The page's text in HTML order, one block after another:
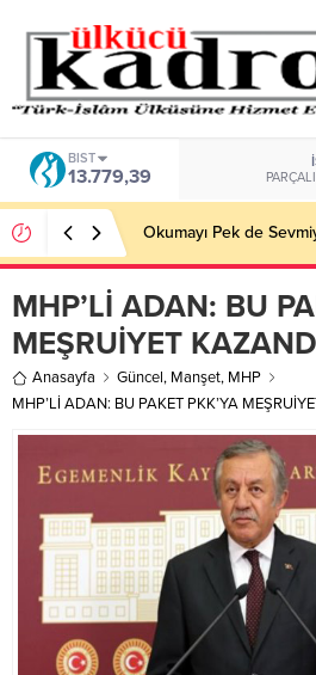
BIST
13.779,39
Okumayı Pek de
MHP’Lİ ADAN: BU
MEŞRUİYET
Anasayfa Güncel, Manşet, MHP
MHP’Lİ ADAN: BU PAKET PKK’YA